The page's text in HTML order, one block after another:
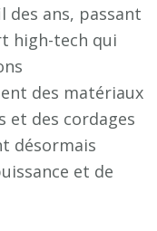
ans, passant
high-tech qui
des matériaux
et des cordages
désormais
et de